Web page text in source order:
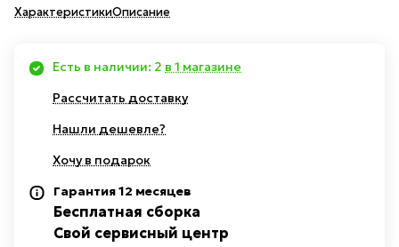
ХарактеристикиОписание
Есть в наличии: 2 в 1 магазине
Рассчитать доставку
Нашли дешевле?
Хочу в подарок
Гарантия 12 месяцев
Бесплатная сборка
Свой сервисный центр